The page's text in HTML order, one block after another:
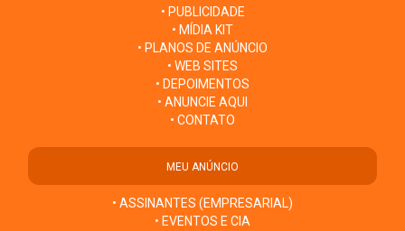
• PUBLICIDADE
• MÍDIA KIT
• PLANOS DE ANÚNCIO
• WEB SITES
• DEPOIMENTOS
• ANUNCIE AQUI
• CONTATO
MEU ANÚNCIO
• ASSINANTES (EMPRESARIAL)
• EVENTOS E CIA